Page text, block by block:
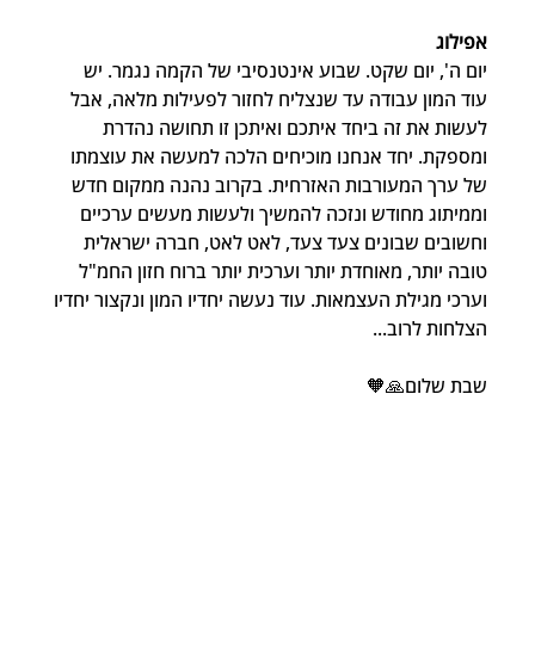
אפילוג
יום ה', יום שקט. שבוע אינטנסיבי של הקמה נגמר. יש
עוד המון עבודה עד שנצליח לחזור לפעילות מלאה, אבל
לעשות את זה ביחד איתכם ואיתכן זו תחושה נהדרת
ומספקת. יחד אנחנו מוכיחים הלכה למעשה את עוצמתו
של ערך המעורבות האזרחית. בקרוב נהנה ממקום חדש
וממיתוג מחודש ונזכה להמשיך ולעשות מעשים ערכיים
וחשובים שבונים צעד צעד, לאט לאט, חברה ישראלית
טובה יותר, מאוחדת יותר וערכית יותר ברוח חזון החמ"ל
וערכי מגילת העצמאות. עוד נעשה יחדיו המון ונקצור יחדיו
הצלחות לרוב...
שבת שלום🙏🧡